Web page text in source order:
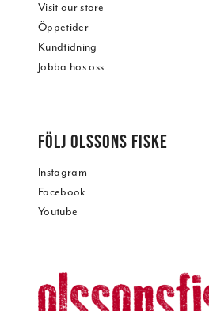
Visit our store
Öppetider
Kundtidning
Jobba hos oss
FÖLJ OLSSONS FISKE
Instagram
Facebook
Youtube